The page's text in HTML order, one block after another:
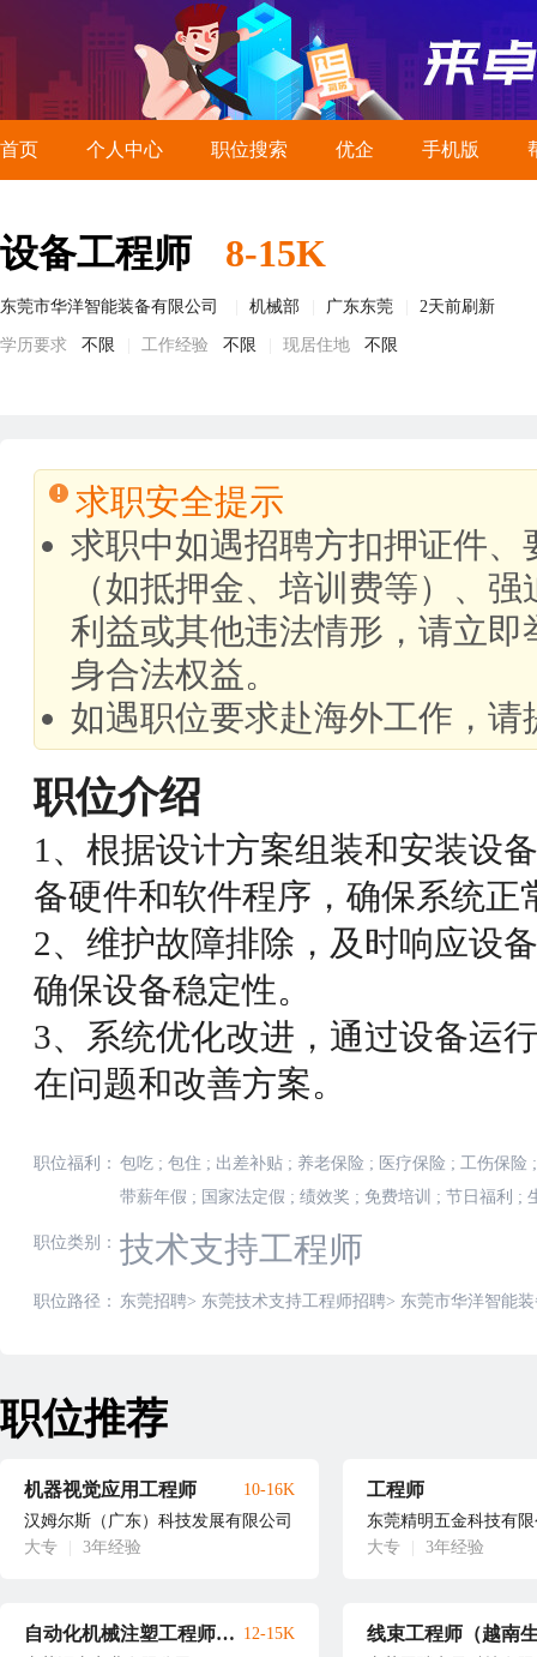
首页 个人中心 职位搜索 优企 手机版
设备工程师 8-15K
东莞市华洋智能装备有限公司 机械部 广东东莞 2天前刷新
学历要求 不限 工作经验 不限 现居住地 不限
求职安全提示
求职中如遇招聘方扣押证件
（如抵押金、培训费等）、
利益或其他违法情形，请立
身合法权益。
如遇职位要求赴海外工作，
职位介绍
1、根据设计方案组装和安装设
备硬件和软件程序，确保系统正
2、维护故障排除，及时响应设
确保设备稳定性。
3、系统优化改进，通过设备运
在问题和改善方案。
职位福利： 包吃 ; 包住 ; 出差补贴 ; 养老保险 ; 医疗保险 ; 工伤保险 ;
带薪年假 ; 国家法定假 ; 绩效奖 ; 免费培训 ; 节日福利 ;
职位类别： 技术支持工程师
职位路径： 东莞招聘> 东莞技术支持工程师招聘> 东莞市华洋智能
职位推荐
机器视觉应用工程师
汉姆尔斯（广东）科技发展有限公司
大专
3年经验
10-16K 工程师
东莞精明五金科技有
大专
3年经验
自动化机械注塑工程师（越南工作） 12-15K 线束工程师（越南